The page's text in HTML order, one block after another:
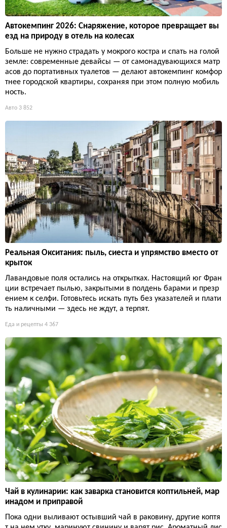
Автокемпинг 2026: Снаряжение, которое превращает вы
езд на природу в отель на колесах
Больше не нужно страдать у мокрого костра и спать на голой
земле: современные девайсы — от самонадувающихся матр
асов до портативных туалетов — делают автокемпинг комфор
тнее городской квартиры, сохраняя при этом полную мобиль
ность.
Авто 3 852
Реальная Окситания: пыль, сиеста и упрямство вместо от
крыток
Лавандовые поля остались на открытках. Настоящий юг Фран
ции встречает пылью, закрытыми в полдень барами и презр
ением к селфи. Готовьтесь искать путь без указателей и плати
ть наличными — здесь не ждут, а терпят.
Еда и рецепты 4 367
Чай в кулинарии: как заварка становится коптильней, мар
инадом и приправой
Пока одни выливают остывший чай в раковину, другие коптя